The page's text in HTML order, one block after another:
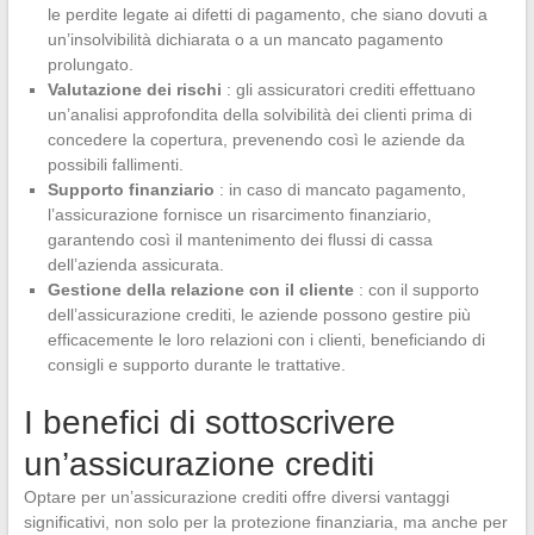
le perdite legate ai difetti di pagamento, che siano dovuti a
un’insolvibilità dichiarata o a un mancato pagamento
prolungato.
Valutazione dei rischi : gli assicuratori crediti effettuano
un’analisi approfondita della solvibilità dei clienti prima di
concedere la copertura, prevenendo così le aziende da
possibili fallimenti.
Supporto finanziario : in caso di mancato pagamento,
l’assicurazione fornisce un risarcimento finanziario,
garantendo così il mantenimento dei flussi di cassa
dell’azienda assicurata.
Gestione della relazione con il cliente : con il supporto
dell’assicurazione crediti, le aziende possono gestire più
efficacemente le loro relazioni con i clienti, beneficiando di
consigli e supporto durante le trattative.
I benefici di sottoscrivere
un’assicurazione crediti
Optare per un’assicurazione crediti offre diversi vantaggi
significativi, non solo per la protezione finanziaria, ma anche per